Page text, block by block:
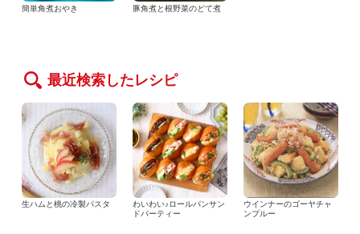
簡単角煮おやき 豚角煮と根野菜のどて煮
最近検索したレシピ
生ハムと桃の冷製パスタ
わいわい♪ロールパンサン
ドパーティー
ウインナーのゴーヤチャ
ンプルー